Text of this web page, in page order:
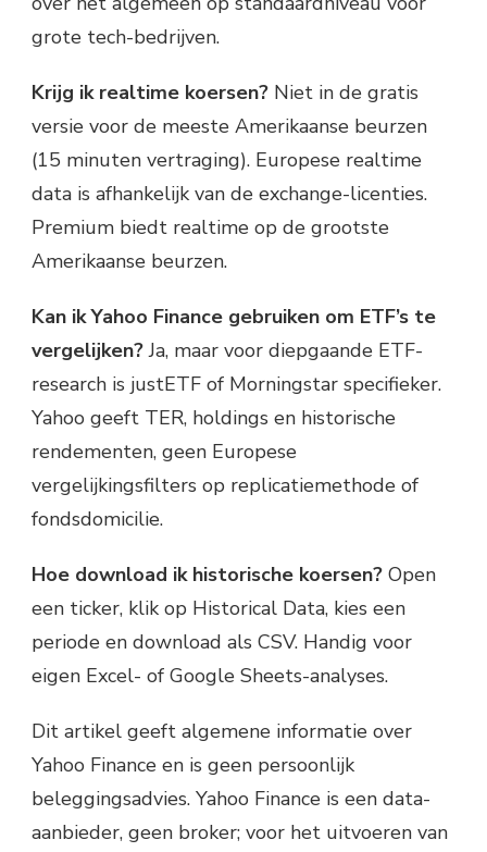
grote tech-bedrijven.
Krijg ik realtime koersen? Niet in de gratis
versie voor de meeste Amerikaanse beurzen
(15 minuten vertraging). Europese realtime
data is afhankelijk van de exchange-licenties.
Premium biedt realtime op de grootste
Amerikaanse beurzen.
Kan ik Yahoo Finance gebruiken om ETF’s te
vergelijken?Ja, maar voor diepgaande ETF-
research is justETF of Morningstar specifieker.
Yahoo geeft TER, holdings en historische
rendementen, geen Europese
vergelijkingsfilters op replicatiemethode of
fondsdomicilie.
Hoe download ik historische koersen? Open
een ticker, klik op Historical Data, kies een
periode en download als CSV. Handig voor
eigen Excel- of Google Sheets-analyses.
Dit artikel geeft algemene informatie over
Yahoo Finance en is geen persoonlijk
beleggingsadvies. Yahoo Finance is een data-
aanbieder, geen broker; voor het uitvoeren van